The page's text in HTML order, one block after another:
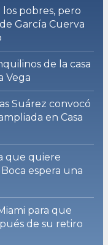
pobres, pero
García Cuerva
de la casa
Vega
Suárez convocó
en Casa
que quiere
espera una
para que
de su retiro